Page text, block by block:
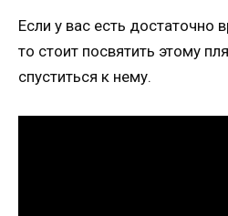
Если у вас есть достаточно
то стоит посвятить этому
спуститься к нему.